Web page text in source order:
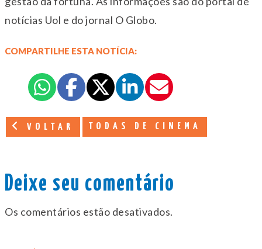
notícias Uol e do jornal O Globo.
COMPARTILHE ESTA NOTÍCIA:
VOLTAR TODAS DE CINEMA
Deixe seu comentário
Os comentários estão desativados.